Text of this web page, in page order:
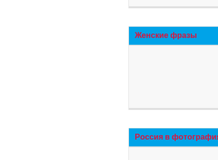
Женские фразы
Россия в